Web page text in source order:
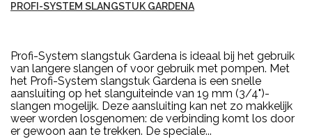
PROFI-SYSTEM SLANGSTUK GARDENA
Profi-System slangstuk Gardena is ideaal bij het gebruik
van langere slangen of voor gebruik met pompen. Met
het Profi-System slangstuk Gardena is een snelle
aansluiting op het slanguiteinde van 19 mm (3/4")-
slangen mogelijk. Deze aansluiting kan net zo makkelijk
weer worden losgenomen: de verbinding komt los door
er gewoon aan te trekken. De speciale...